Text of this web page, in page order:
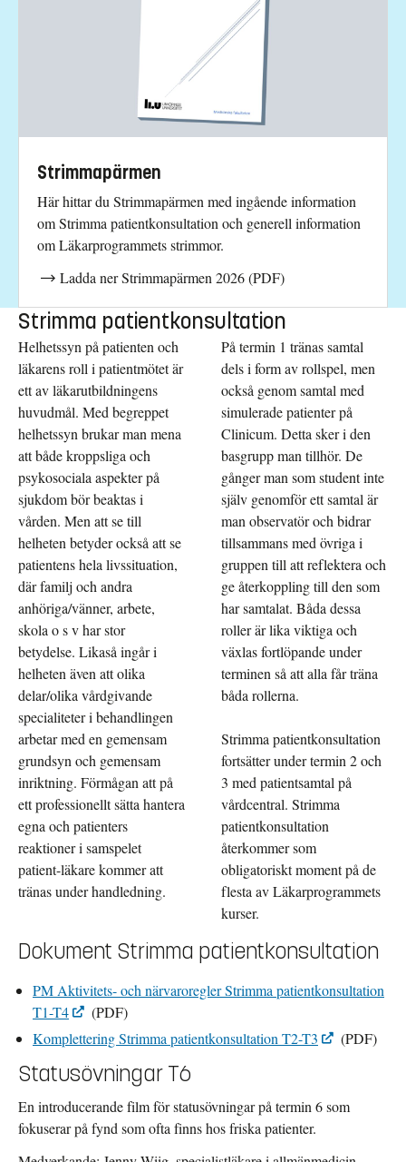
Strimmapärmen
Här hittar du Strimmapärmen med ingående information
om Strimma patientkonsultation och generell information
om Läkarprogrammets strimmor.
Ladda ner Strimmapärmen 2026 (PDF)
Strimma patientkonsultation
Helhetssyn på patienten och
läkarens roll i patientmötet är
ett av läkarutbildningens
huvudmål. Med begreppet
helhetssyn brukar man mena
att både kroppsliga och
psykosociala aspekter på
sjukdom bör beaktas i
vården. Men att se till
helheten betyder också att se
patientens hela livssituation,
där familj och andra
anhöriga/vänner, arbete,
skola o s v har stor
betydelse. Likaså ingår i
helheten även att olika
delar/olika vårdgivande
specialiteter i behandlingen
arbetar med en gemensam
grundsyn och gemensam
inriktning. Förmågan att på
ett professionellt sätta hantera
egna och patienters
reaktioner i samspelet
patient-läkare kommer att
tränas under handledning.
På termin 1 tränas samtal
dels i form av rollspel, men
också genom samtal med
simulerade patienter på
Clinicum. Detta sker i den
basgrupp man tillhör. De
gånger man som student inte
själv genomför ett samtal är
man observatör och bidrar
tillsammans med övriga i
gruppen till att reflektera och
ge återkoppling till den som
har samtalat. Båda dessa
roller är lika viktiga och
växlas fortlöpande under
terminen så att alla får träna
båda rollerna.
Strimma patientkonsultation
fortsätter under termin 2 och
3 med patientsamtal på
vårdcentral. Strimma
patientkonsultation
återkommer som
obligatoriskt moment på de
flesta av Läkarprogrammets
kurser.
Dokument Strimma patientkonsultation
PM Aktivitets- och närvaroregler Strimma patientkonsultation
T1-T4
(PDF)
Komplettering Strimma patientkonsultation T2-T3
(PDF)
Statusövningar T6
En introducerande film för statusövningar på termin 6 som
fokuserar på fynd som ofta finns hos friska patienter.